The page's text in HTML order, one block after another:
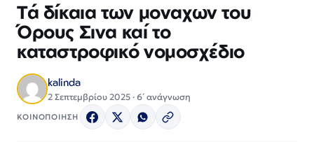
Τά δίκαια των μοναχων του
Όρους Σινα καί το
καταστροφικό νομοσχέδιο
kalinda
2 Σεπτεμβρίου 2025 · 6΄ ανάγνωση
ΚΟΙΝΟΠΟΙΗΣΗ